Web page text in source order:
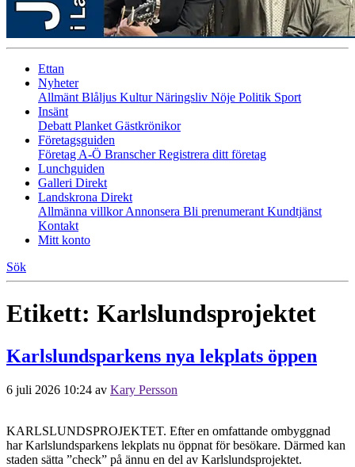
Ettan
Nyheter
Allmänt Blåljus KulturNäringsliv Nöje Politik Sport
Insänt
Debatt Planket Gästkrönikor
Företagsguiden
Företag A-Ö BranscherRegistrera ditt företag
Lunchguiden
Galleri Direkt
Landskrona Direkt
Allmänna villkorAnnonsera Bli prenumerant Kundtjänst
Kontakt
Mitt konto
Sök
Etikett: Karlslundsprojektet
Karlslundsparkens nya lekplats öppen
6 juli 2026 10:24 av Kary Persson
KARLSLUNDSPROJEKTET. Efter en omfattande ombyggnad
har Karlslundsparkens lekplats nu öppnat för besökare. Därmed kan
staden sätta ”check” på ännu en del av Karlslundsprojektet.